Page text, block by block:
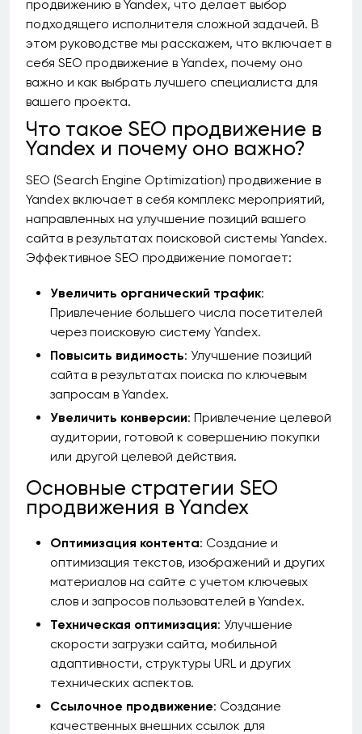
продвижению в Yandex, что делает выбор
подходящего исполнителя сложной задачей. В
этом руководстве мы расскажем, что включает в
себя SEO продвижение в Yandex, почему оно
важно и как выбрать лучшего специалиста для
вашего проекта.
Что такое SEO продвижение в
Yandex и почему оно важно?
SEO (Search Engine Optimization) продвижение в
Yandex включает в себя комплекс мероприятий,
направленных на улучшение позиций вашего
сайта в результатах поисковой системы Yandex.
Эффективное SEO продвижение помогает:
Увеличить органический трафик:
Привлечение большего числа посетителей
через поисковую систему Yandex.
Повысить видимость: Улучшение позиций
сайта в результатах поиска по ключевым
запросам в Yandex.
Увеличить конверсии: Привлечение целевой
аудитории, готовой к совершению покупки
или другой целевой действия.
Основные стратегии SEO
продвижения в Yandex
Оптимизация контента: Создание и
оптимизация текстов, изображений и других
материалов на сайте с учетом ключевых
слов и запросов пользователей в Yandex.
Техническая оптимизация: Улучшение
скорости загрузки сайта, мобильной
адаптивности, структуры URL и других
технических аспектов.
Ссылочное продвижение: Создание
качественных внешних ссылок для